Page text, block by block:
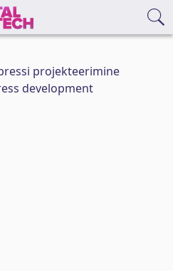
projekteerimine
development